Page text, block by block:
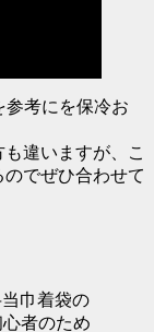
参考にを保冷お
違いますが、こ
でぜひ合わせて